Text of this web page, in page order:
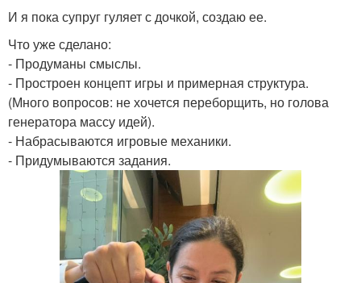
И я пока супруг гуляет с дочкой, создаю ее.
Что уже сделано:
- Продуманы смыслы.
- Простроен концепт игры и примерная структура.
(Много вопросов: не хочется переборщить, но голова
генератора массу идей).
- Набрасываются игровые механики.
- Придумываются задания.